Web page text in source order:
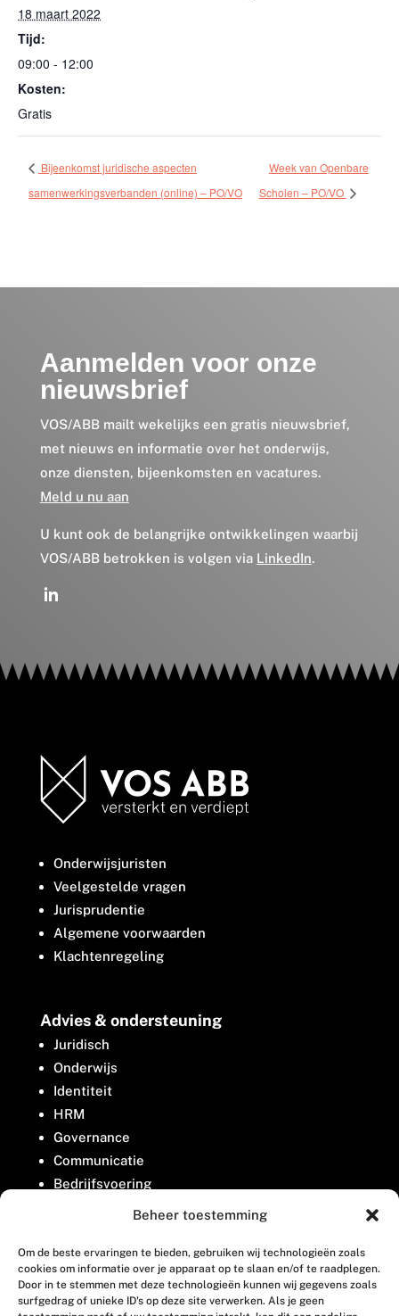
Beheer toestemming
Om de beste ervaringen te bieden, gebruiken wij technologieën zoals
cookies om informatie over je apparaat op te slaan en/of te raadplegen.
Door in te stemmen met deze technologieën kunnen wij gegevens zoals
surfgedrag of unieke ID's op deze site verwerken. Als je geen
18 maart 2022
Tijd:
09:00 - 12:00
Kosten:
Gratis
Bijeenkomst juridische aspecten
samenwerkingsverbanden (online) – PO/VO
Week van Openbare
Scholen – PO/VO
Aanmelden voor onze
nieuwsbrief
VOS/ABB mailt wekelijks een gratis nieuwsbrief,
met nieuws en informatie over het onderwijs,
onze diensten, bijeenkomsten en vacatures.
Meld u nu aan
U kunt ook de belangrijke ontwikkelingen waarbij
VOS/ABB betrokken is volgen via LinkedIn.
Onderwijsjuristen
Veelgestelde vragen
Jurisprudentie
Algemene voorwaarden
Klachtenregeling
Advies & ondersteuning
Juridisch
Onderwijs
Identiteit
HRM
Governance
Communicatie
Bedrijfsvoering
Belangenbehartiging
Contact